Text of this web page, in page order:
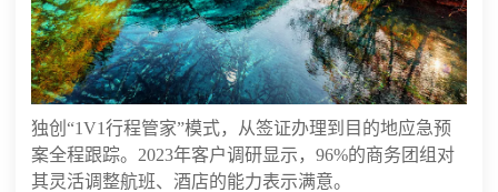
独创“1V1行程管家”模式，从签证办理到目的地应急预
案全程跟踪。2023年客户调研显示，96%的商务团组对
其灵活调整航班、酒店的能力表示满意。